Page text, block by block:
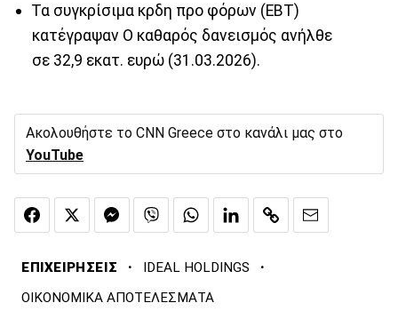
Τα συγκρίσιμα κρδη προ φόρων (EBT)
κατέγραψαν Ο καθαρός δανεισμός ανήλθε
σε 32,9 εκατ. ευρώ (31.03.2026).
Ακολουθήστε το CNN Greece στο κανάλι μας στο
YouTube
ΕΠΙΧΕΙΡΗΣΕΙΣ · IDEAL HOLDINGS ·
ΟΙΚΟΝΟΜΙΚΑ ΑΠΟΤΕΛΕΣΜΑΤΑ